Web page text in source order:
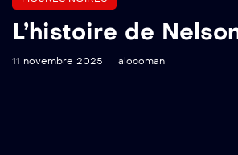
L’histoire de
11 novembre 2025 alocoman